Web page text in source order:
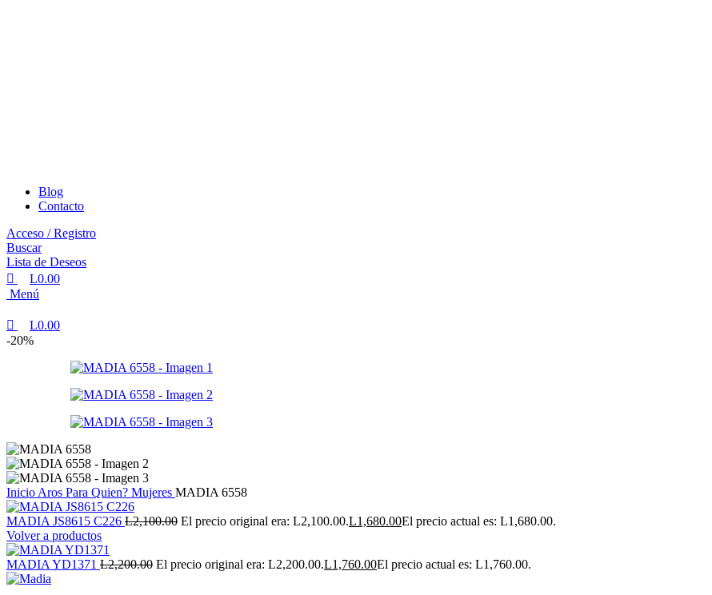
Blog
Contacto
Acceso / Registro
Buscar
Lista de Deseos
L0.00
Menú
L0.00
-20%
Inicio Aros Para Quien? Mujeres MADIA 6558
MADIA JS8615 C226 L2,100.00 El precio original era: L2,100.00.L1,680.00El precio actual es: L1,680.00.
Volver a productos
MADIA YD1371 L2,200.00 El precio original era: L2,200.00.L1,760.00El precio actual es: L1,760.00.